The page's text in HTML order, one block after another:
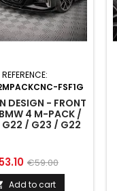
REFERENCE:
FSF1G
DESIGN - FRONT
4 M-PACK /
/ G23 / G22
Regular
price
€59.00
Add to cart